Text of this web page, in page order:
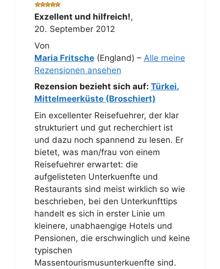
Exzellent und hilfreich!,
20. September 2012
Von
Maria Fritsche(England) – Alle meine
Rezensionen ansehen
Rezension bezieht sich auf: Türkei.
Mittelmeerküste (Broschiert)
Ein excellenter Reisefuehrer, der klar
strukturiert und gut recherchiert ist
und dazu noch spannend zu lesen. Er
bietet, was man/frau von einem
Reisefuehrer erwartet: die
aufgelisteten Unterkuenfte und
Restaurants sind meist wirklich so wie
beschrieben, bei den Unterkunfttips
handelt es sich in erster Linie um
kleinere, unabhaengige Hotels und
Pensionen, die erschwinglich und keine
typischen
Massentourismusunterkuenfte sind.